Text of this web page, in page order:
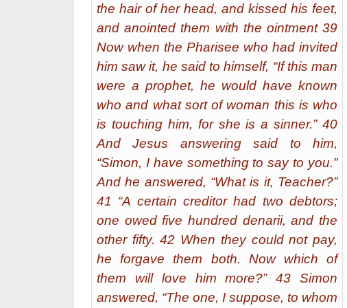
the hair of her head, and kissed his feet,
and anointed them with the ointment 39
Now when the Pharisee who had invited
him saw it, he said to himself, “If this man
were a prophet, he would have known
who and what sort of woman this is who
is touching him, for she is a sinner.” 40
And Jesus answering said to him,
“Simon, I have something to say to you.”
And he answered, “What is it, Teacher?”
41 “A certain creditor had two debtors;
one owed five hundred denarii, and the
other fifty. 42 When they could not pay,
he forgave them both. Now which of
them will love him more?” 43 Simon
answered, “The one, I suppose, to whom